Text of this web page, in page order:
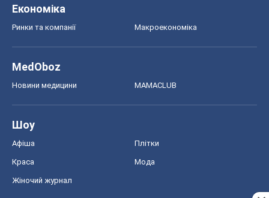
Економіка
Ринки та компанії Макроекономіка
MedOboz
Новини медицини MAMACLUB
Шоу
Афіша Плітки
Краса Мода
Жіночий журнал